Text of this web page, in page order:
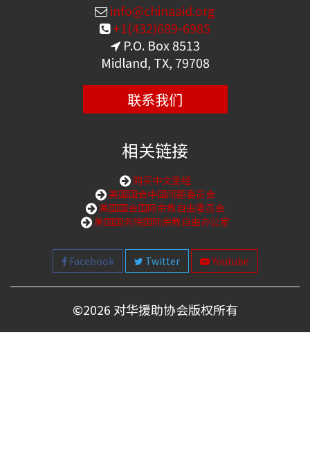
info@chinaaid.org
+1(432)689-6985
P.O. Box 8513
Midland, TX, 79708
联系我们
相关链接
购买中文圣经
美国国会中国问题委员会
美国国会国际宗教自由委员会
美国国务院国际宗教自由办公室
Facebook Twitter Youtube
©2026 对华援助协会版权所有